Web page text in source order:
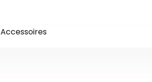
Accessoires